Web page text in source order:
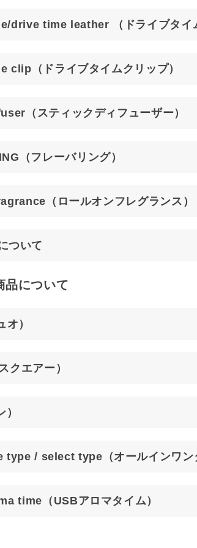
drive time leather （ドライブタイ
clip（ドライブタイムクリップ）
（スティックディフューザー）
（フレーバリング）
（ロールオンフレグランス）
ついて
品について
）
クエアー）
/ select type（オールインワン
time（USBアロマタイム）